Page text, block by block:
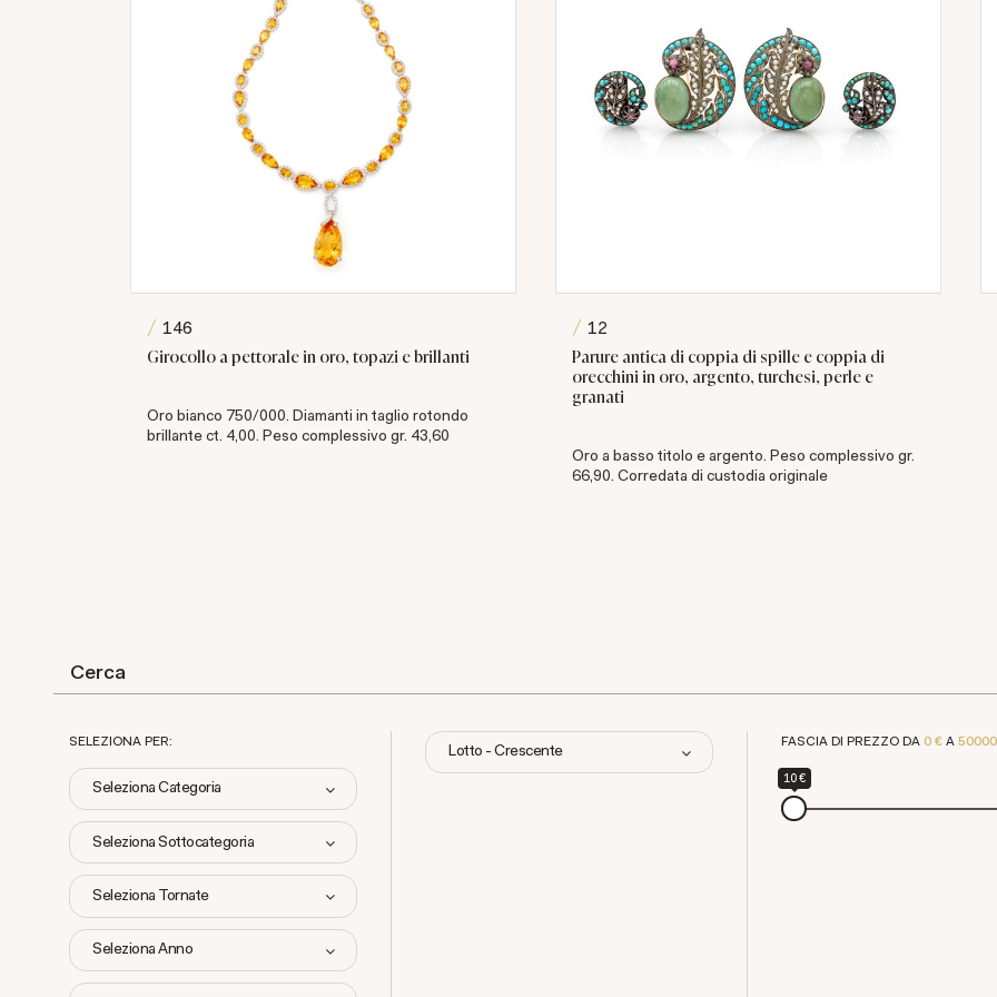
146
Girocollo a pettorale in oro, topazi e brillanti
Oro bianco 750/000. Diamanti in taglio rotondo
brillante ct. 4,00. Peso complessivo gr. 43,60
12
Parure antica di coppia di spille e coppia di
orecchini in oro, argento, turchesi, perle e
granati
Oro a basso titolo e argento. Peso complessivo gr.
66,90. Corredata di custodia originale
SELEZIONA PER:
Seleziona Categoria
Seleziona Sottocategoria
Seleziona Tornate
Seleziona Anno
FASCIA DI PREZZO DA0 €A
10 €
Lotto - Crescente